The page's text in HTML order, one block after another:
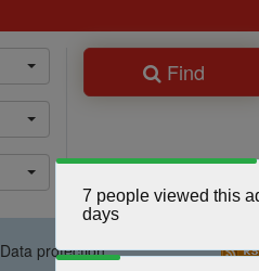
Find
Data protection
7 people viewed this
days